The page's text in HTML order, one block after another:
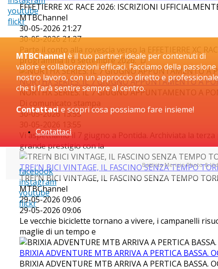
EFFETIERRE XC RACE 2026: ISCRIZIONI
MTBChannel
30-05-2026 21:27
30-05-2026 21:27
Parte il conto alla rovescia verso la EFFETIERRE XC
programma il 6 settembre 2026. D
NORTHX SERIES: IL 7 GIUGNO APPUNTAMENTO A
NORTHX SERIES: IL 7 GIUGNO APPUNTAMENTO A
Di comunicato stampa
30-05-2026 13:55
30-05-2026 13:55
Vi aspettiamo il 7 giugno a Pontida. Archiviata la
grande prestigio con la
TREI’N BICI VINTAGE, IL FASCINO SENZA TEMPO
TREI’N BICI VINTAGE, IL FASCINO SENZA TEMPO
MTBChannel
29-05-2026 09:06
29-05-2026 09:06
Le vecchie biciclette tornano a vivere, i campanelli
maglie di un tempo e
BRIXIA ADVENTURE MTB ARRIVA A PERTICA BASSA.
BRIXIA ADVENTURE MTB ARRIVA A PERTICA BASSA.
youtube
flickr
MTBChannelè il tuo partner ideale per contenuti di
valore e collaborazioni efficaci. Facciamo della passione
nostro lavoro, con un approccio diretto e professionale
che ti farà sentire sempre al centro.
Contattacie scopri cosa possiamo fare insieme!
Contattaci
facebook
instagram
youtube
flickr
Battista Merisio Photo &